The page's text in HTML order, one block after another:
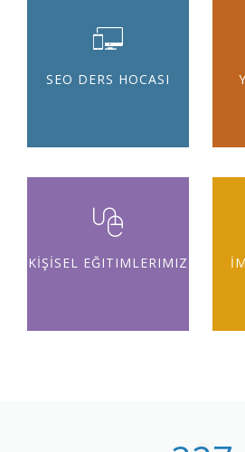
SEO DERS HOCASI
KİŞİSEL EĞITIMLERIMIZ